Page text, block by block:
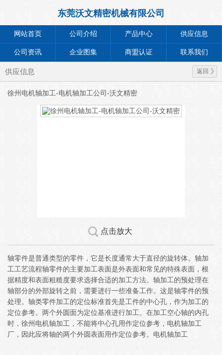
东莞沃文精密机械有限公司
网站首页 公司介绍 产品中心 供应信息
公司资讯 企业图集 商盟认证 联系我们
供应信息 返回
徐州电机轴加工-电机轴加工公司-沃文精密
点击放大
轴零件是普通类型的零件，它是长度通常大于直径的旋转体。轴加
工工艺流程轴零件的主要加工表面是外表面和常见的特殊表面，根
据精度和表面粗糙度要求选择合适的加工方法。轴加工的预处理在
轴部分的外部旋转之前，需要进行一些准备工作。这是轴零件的预
处理。轴类零件加工的定位标准首先是工件的中心孔，作为加工的
定位参考。两个外圆面为定位基准进行加工。在加工空心轴的内孔
时，徐州电机轴加工，不能将中心孔用作定位参考，电机轴加工
厂，因此应将轴的两个外圆表面用作定位参考。电机轴加工